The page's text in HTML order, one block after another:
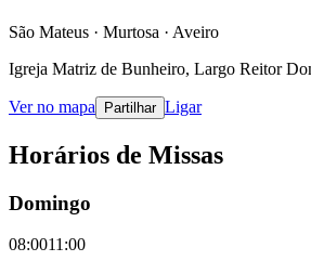
São Mateus · Murtosa · Aveiro
Igreja Matriz de Bunheiro, Largo Reitor
Ver no mapa Partilhar Ligar
Horários de Missas
Domingo
08:0011:00